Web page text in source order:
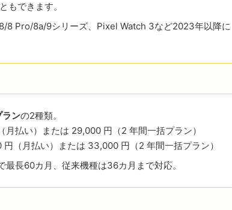
もできます。
8 Pro/8a/9シリーズ、Pixel Watch 3など2023年以降に
ランの2種類。
払い）または 29,000 円（2 年間一括プラン）
（月払い）または 33,000 円（2 年間一括プラン）
最長60カ月、従来機種は36カ月まで対応。